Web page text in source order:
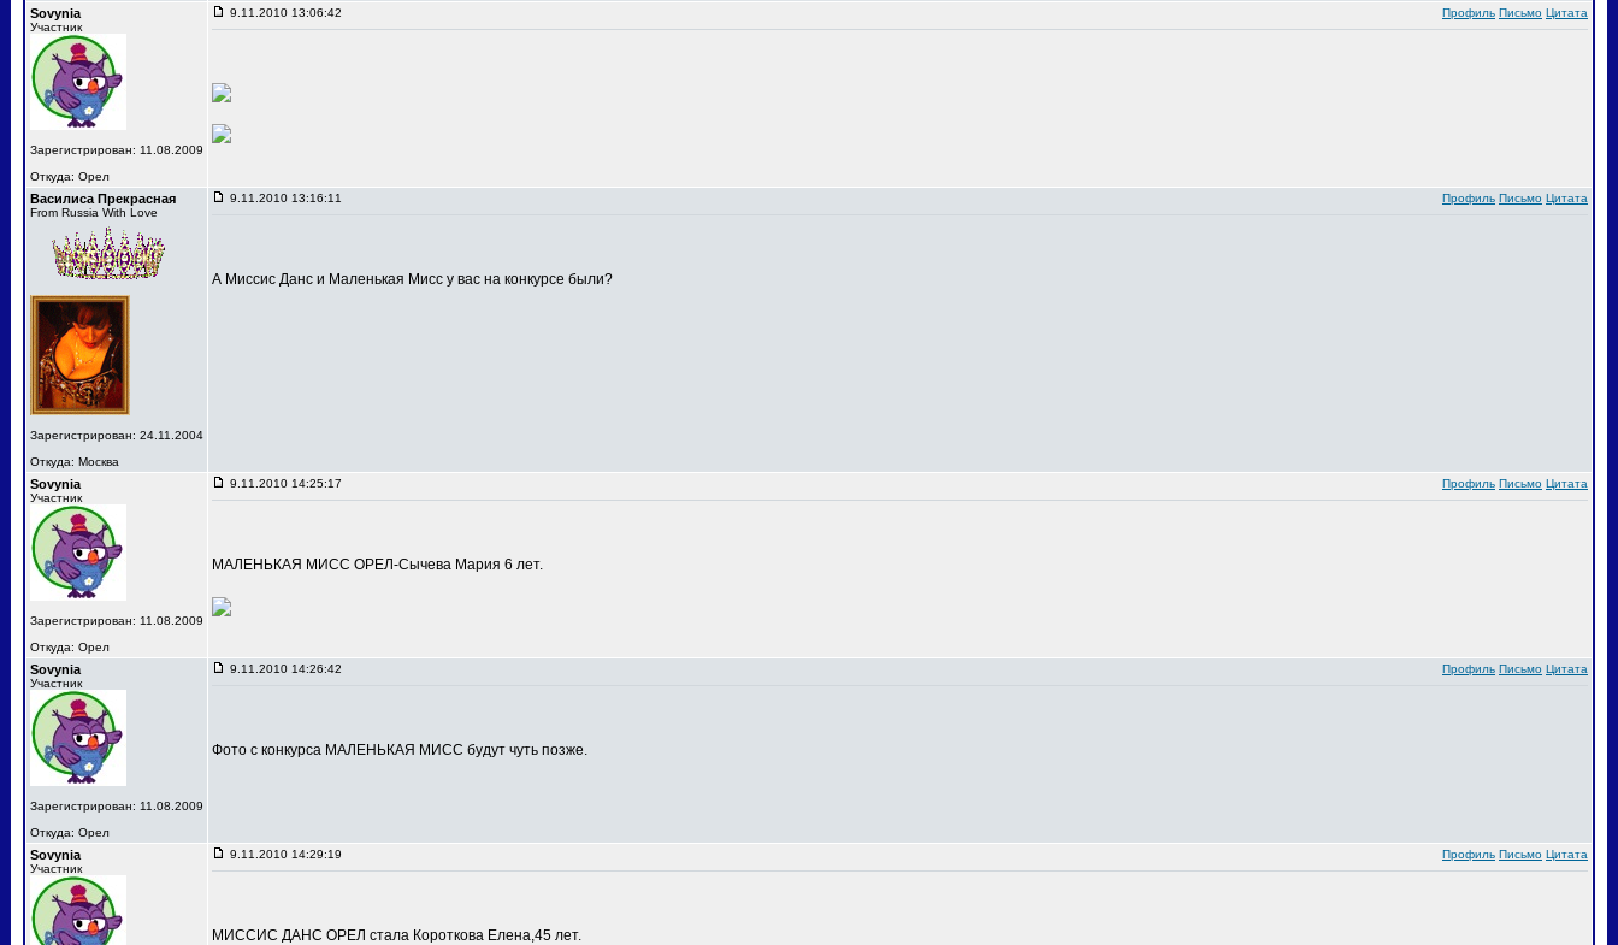
Sovynia
Участник
Зарегистрирован: 11.08.2009
Откуда: Орел
9.11.2010 13:06:42 Профиль Письмо Цитата
Василиса Прекрасная
From Russia With Love
Зарегистрирован: 24.11.2004
Откуда: Москва
9.11.2010 13:16:11 Профиль Письмо Цитата
А Миссис Данс и Маленькая Мисс у вас на конкурсе были?
Sovynia
Участник
Зарегистрирован: 11.08.2009
Откуда: Орел
9.11.2010 14:25:17 Профиль Письмо Цитата
МАЛЕНЬКАЯ МИСС ОРЕЛ-Сычева Мария 6 лет.
Sovynia
Участник
Зарегистрирован: 11.08.2009
Откуда: Орел
9.11.2010 14:26:42 Профиль Письмо Цитата
Фото с конкурса МАЛЕНЬКАЯ МИСС будут чуть позже.
Sovynia
Участник
9.11.2010 14:29:19 Профиль Письмо Цитата
МИССИС ДАНС ОРЕЛ стала Короткова Елена,45 лет.